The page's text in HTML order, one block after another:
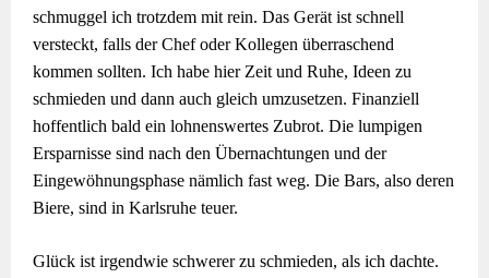
schmuggel ich trotzdem mit rein. Das Gerät ist schnell
versteckt, falls der Chef oder Kollegen überraschend
kommen sollten. Ich habe hier Zeit und Ruhe, Ideen zu
schmieden und dann auch gleich umzusetzen. Finanziell
hoffentlich bald ein lohnenswertes Zubrot. Die lumpigen
Ersparnisse sind nach den Übernachtungen und der
Eingewöhnungsphase nämlich fast weg. Die Bars, also deren
Biere, sind in Karlsruhe teuer.
Glück ist irgendwie schwerer zu schmieden, als ich dachte.